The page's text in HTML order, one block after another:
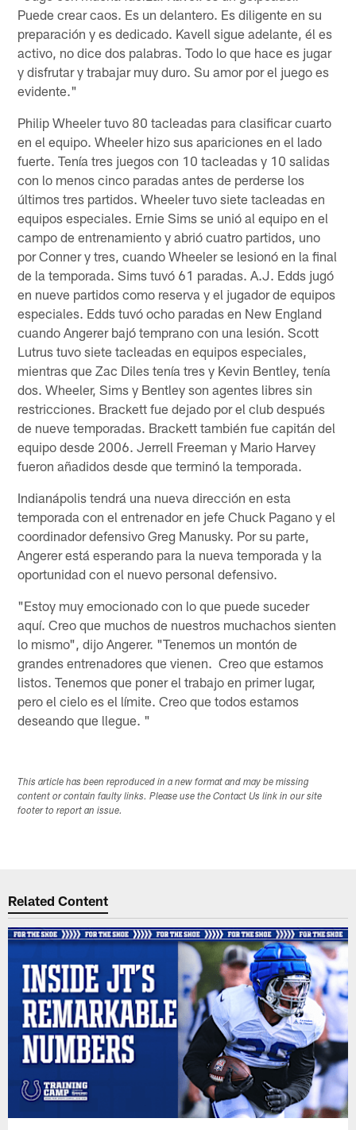
Puede crear caos. Es un delantero. Es diligente en su
preparación y es dedicado. Kavell sigue adelante, él es
activo, no dice dos palabras. Todo lo que hace es jugar
y disfrutar y trabajar muy duro. Su amor por el juego es
evidente."
Philip Wheeler tuvo 80 tacleadas para clasificar cuarto
en el equipo. Wheeler hizo sus apariciones en el lado
fuerte. Tenía tres juegos con 10 tacleadas y 10 salidas
con lo menos cinco paradas antes de perderse los
últimos tres partidos. Wheeler tuvo siete tacleadas en
equipos especiales. Ernie Sims se unió al equipo en el
campo de entrenamiento y abrió cuatro partidos, uno
por Conner y tres, cuando Wheeler se lesionó en la final
de la temporada. Sims tuvó 61 paradas. A.J. Edds jugó
en nueve partidos como reserva y el jugador de equipos
especiales. Edds tuvó ocho paradas en New England
cuando Angerer bajó temprano con una lesión. Scott
Lutrus tuvo siete tacleadas en equipos especiales,
mientras que Zac Diles tenía tres y Kevin Bentley, tenía
dos. Wheeler, Sims y Bentley son agentes libres sin
restricciones. Brackett fue dejado por el club después
de nueve temporadas. Brackett también fue capitán del
equipo desde 2006. Jerrell Freeman y Mario Harvey
fueron añadidos desde que terminó la temporada.
Indianápolis tendrá una nueva dirección en esta
temporada con el entrenador en jefe Chuck Pagano y el
coordinador defensivo Greg Manusky. Por su parte,
Angerer está esperando para la nueva temporada y la
oportunidad con el nuevo personal defensivo.
"Estoy muy emocionado con lo que puede suceder
aquí. Creo que muchos de nuestros muchachos sienten
lo mismo", dijo Angerer. "Tenemos un montón de
grandes entrenadores que vienen. Creo que estamos
listos. Tenemos que poner el trabajo en primer lugar,
pero el cielo es el límite. Creo que todos estamos
deseando que llegue. "
This article has been reproduced in a new format and may be missing
content or contain faulty links. Please use the Contact Us link in our site
footer to report an issue.
Related Content